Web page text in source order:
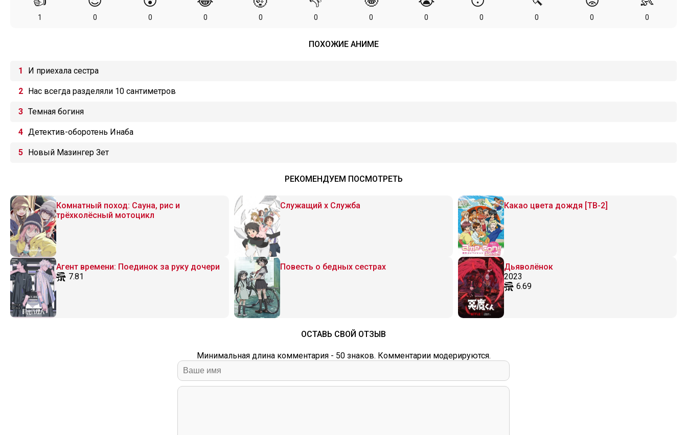
1 0 0 0 0 0 0 0 0 0 0 0
ПОХОЖИЕ АНИМЕ
И приехала сестра
Нас всегда разделяли 10 сантиметров
Темная богиня
Детектив-оборотень Инаба
Новый Мазингер Зет
РЕКОМЕНДУЕМ ПОСМОТРЕТЬ
Комнатный поход: Сауна, рис и
трёхколёсный мотоцикл
Служащий x Служба Какао цвета дождя [ТВ-2]
Агент времени: Поединок за руку дочери
7.81
Повесть о бедных сестрах
Дьяволёнок
2023
6.69
ОСТАВЬ СВОЙ ОТЗЫВ
Минимальная длина комментария - 50 знаков. Комментарии модерируются.